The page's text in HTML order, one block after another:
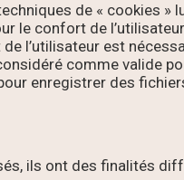
de « cookies
le confort de
l’utilisateur est
comme valide
enregistrer des
ils ont des finalités